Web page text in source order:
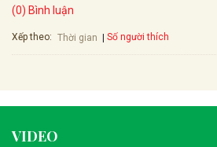
(0) Bình luận
Xếp theo: Thời gian Số người thích
VIDEO